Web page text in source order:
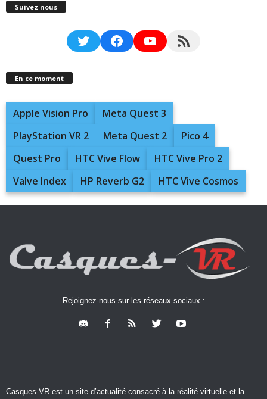
Suivez nous
TwitterFacebookYouTubeRSS Feed
En ce moment
Apple Vision Pro
Meta Quest 3
PlayStation VR 2
Meta Quest 2
Pico 4
Quest Pro
HTC Vive Flow
HTC Vive Pro 2
Valve Index
HP Reverb G2 HTC Vive Cosmos
Rejoignez-nous sur les réseaux sociaux :
Casques-VR est un site d’actualité consacré à la réalité virtuelle et la